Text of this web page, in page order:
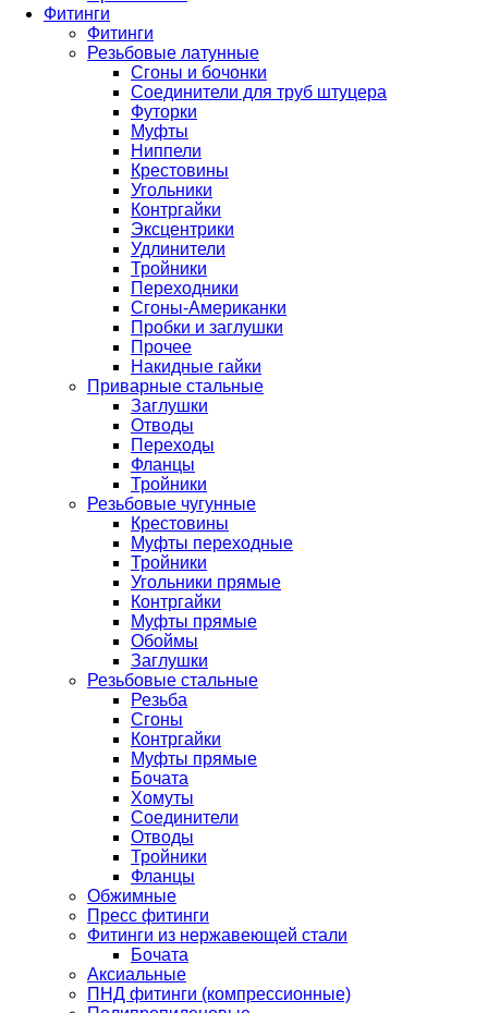
Фитинги
Фитинги
Резьбовые латунные
Сгоны и бочонки
Соединители для труб штуцера
Футорки
Муфты
Ниппели
Крестовины
Угольники
Контргайки
Эксцентрики
Удлинители
Тройники
Переходники
Сгоны-Американки
Пробки и заглушки
Прочее
Накидные гайки
Приварные стальные
Заглушки
Отводы
Переходы
Фланцы
Тройники
Резьбовые чугунные
Крестовины
Муфты переходные
Тройники
Угольники прямые
Контргайки
Муфты прямые
Обоймы
Заглушки
Резьбовые стальные
Резьба
Сгоны
Контргайки
Муфты прямые
Бочата
Хомуты
Соединители
Отводы
Тройники
Фланцы
Обжимные
Пресс фитинги
Фитинги из нержавеющей стали
Бочата
Аксиальные
ПНД фитинги (компрессионные)